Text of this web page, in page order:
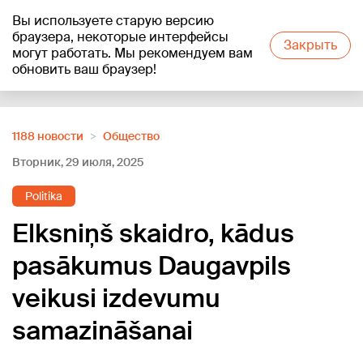
Вы используете старую версию
браузера, некоторые интерфейсы
могут работать. Мы рекомендуем вам
обновить ваш браузер!
Закрыть
+21°C
1188 новости
Oбщество
Вторник, 29 июля, 2025
Politika
Elksniņš skaidro, kādus
pasākumus Daugavpils
veikusi izdevumu
samazināšanai